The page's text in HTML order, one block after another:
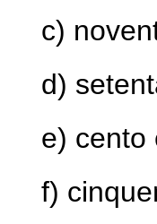
c)
d)
e) cento
f)